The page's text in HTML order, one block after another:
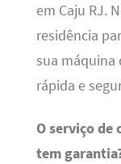
em Caju RJ.
residência
sua máquina
rápida e
O serviço de
tem